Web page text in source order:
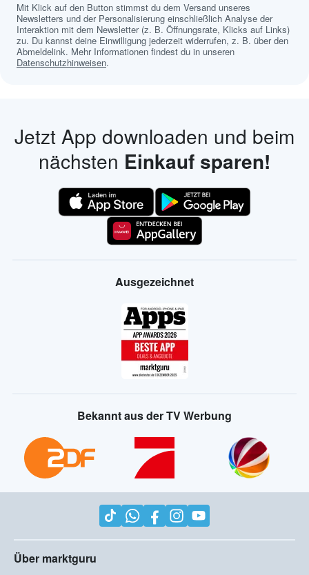
Mit Klick auf den Button stimmst du dem Versand unseres
Newsletters und der Personalisierung einschließlich Analyse der
Interaktion mit dem Newsletter (z. B. Öffnungsrate, Klicks auf Links)
zu. Du kannst deine Einwilligung jederzeit widerrufen, z. B. über den
Abmeldelink. Mehr Informationen findest du in unseren
Datenschutzhinweisen.
Jetzt App downloaden und beim
nächsten Einkauf sparen!
Ausgezeichnet
Bekannt aus der TV Werbung
Über marktguru